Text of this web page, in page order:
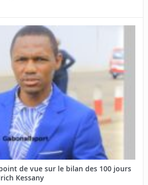
de vue sur le bilan des 100 jours
Kessany